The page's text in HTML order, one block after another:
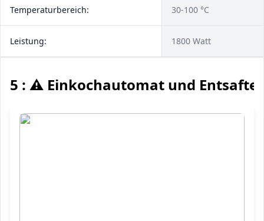
Temperaturbereich: 30-100 °C
Leistung: 1800 Watt
5 : ⚠️ Einkochautomat und Entsafter